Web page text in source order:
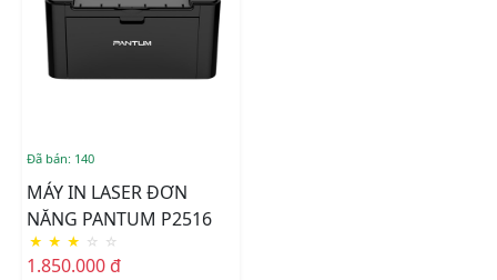
Đã bán: 140
MÁY IN LASER ĐƠN
NĂNG PANTUM P2516
★ ★ ★ ☆ ☆
1.850.000 đ